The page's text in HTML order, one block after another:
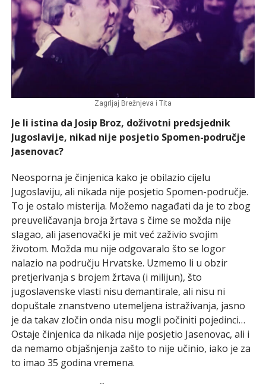
Zagrljaj Brežnjeva i Tita
Je li istina da Josip Broz, doživotni predsjednik
Jugoslavije, nikad nije posjetio Spomen-područje
Jasenovac?
Neosporna je činjenica kako je obilazio cijelu
Jugoslaviju, ali nikada nije posjetio Spomen-područje.
To je ostalo misterija. Možemo nagađati da je to zbog
preuveličavanja broja žrtava s čime se možda nije
slagao, ali jasenovački je mit već zaživio svojim
životom. Možda mu nije odgovaralo što se logor
nalazio na području Hrvatske. Uzmemo li u obzir
pretjerivanja s brojem žrtava (i milijun), što
jugoslavenske vlasti nisu demantirale, ali nisu ni
dopuštale znanstveno utemeljena istraživanja, jasno
je da takav zločin onda nisu mogli počiniti pojedinci…
Ostaje činjenica da nikada nije posjetio Jasenovac, ali i
da nemamo objašnjenja zašto to nije učinio, iako je za
to imao 35 godina vremena.